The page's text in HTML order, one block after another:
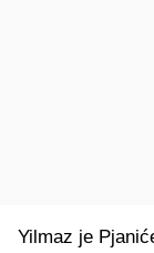
Yilmaz je